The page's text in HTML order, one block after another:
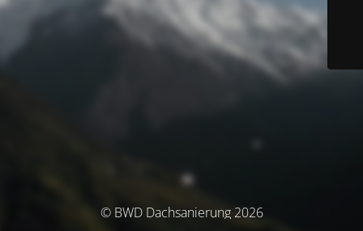
© BWD Dachsanierung 2026